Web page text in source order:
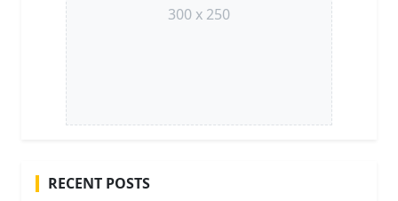
300 x 250
RECENT POSTS